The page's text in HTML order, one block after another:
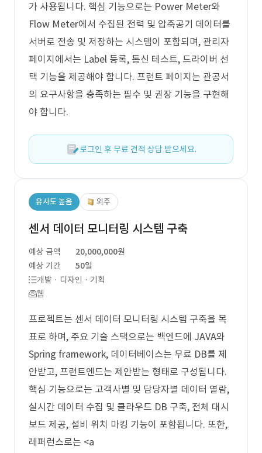
가 사용됩니다. 핵심 기능으로는 Power Meter와
Flow Meter에서 수집된 전력 및 압축공기 데이터를
서버로 전송 및 저장하는 시스템이 포함되며, 관리자
페이지에서는 Label 등록, 통신 테스트, 드라이버 선
택 기능을 제공해야 합니다. 프런트 페이지는 관공서
의 요구사항을 충족하는 필수 및 권장 기능을 구현해
야 합니다.
로그인 후 무료 견적 상담 받으세요.
유사도 높음 외주
센서 데이터 모니터링 시스템 구축
예상 금액
20,000,000원
예상 기간
50일
개발 · 디자인 · 기획
웹
프로젝트는 센서 데이터 모니터링 시스템 구축을 목
표로 하며, 주요 기술 스택으로는 백엔드에 JAVA와
Spring framework, 데이터베이스는 무료 DB를 제
안받고, 프런트엔드는 제안받는 형태로 구성됩니다.
핵심 기능으로는 고객사별 및 담당자별 데이터 열람,
실시간 데이터 수집 및 클라우드 DB 구축, 전체 대시
보드 제공, 설비 위치 마킹 기능이 포함됩니다. 또한,
레퍼런스로는 <a